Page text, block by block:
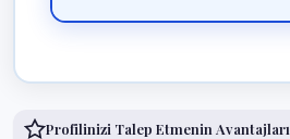
Profilinizi Talep Etmenin Avantajları